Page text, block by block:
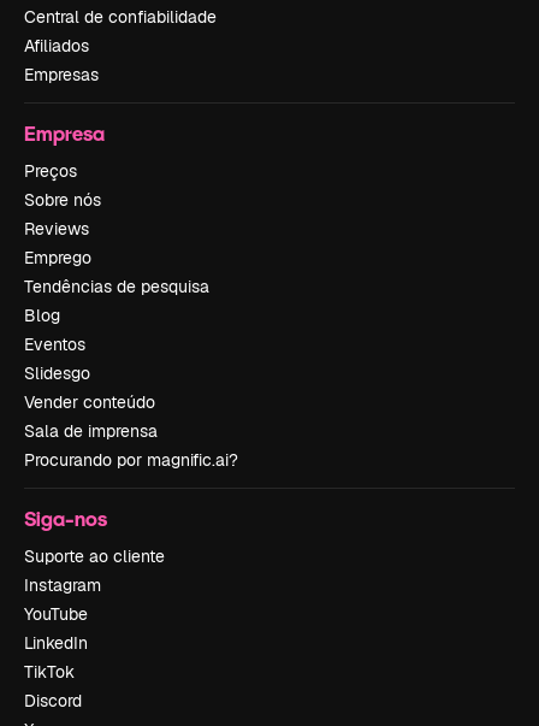
Central de confiabilidade
Afiliados
Empresas
Empresa
Preços
Sobre nós
Reviews
Emprego
Tendências de pesquisa
Blog
Eventos
Slidesgo
Vender conteúdo
Sala de imprensa
Procurando por magnific.ai?
Siga-nos
Suporte ao cliente
Instagram
YouTube
LinkedIn
TikTok
Discord